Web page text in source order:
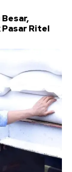
Pasar Ritel